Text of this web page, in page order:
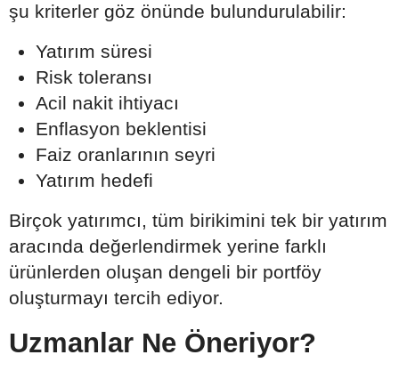
şu kriterler göz önünde bulundurulabilir:
Yatırım süresi
Risk toleransı
Acil nakit ihtiyacı
Enflasyon beklentisi
Faiz oranlarının seyri
Yatırım hedefi
Birçok yatırımcı, tüm birikimini tek bir yatırım
aracında değerlendirmek yerine farklı
ürünlerden oluşan dengeli bir portföy
oluşturmayı tercih ediyor.
Uzmanlar Ne Öneriyor?